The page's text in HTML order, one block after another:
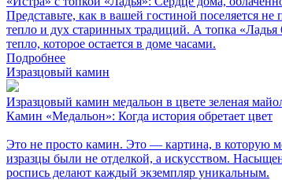
Представьте, как в вашей гостиной поселяется
тепло и дух старинных традиций. А топка
тепло, которое остается в доме часами.
Подробнее
Изразцовый камин
Изразцовый камин медальон в цвете зеленая
Камин «Медальон»: Когда история обретает цвет
Это не просто камин. Это — картина, в которую
изразцы были не отделкой, а искусством.
роспись делают каждый экземпляр уникальным.